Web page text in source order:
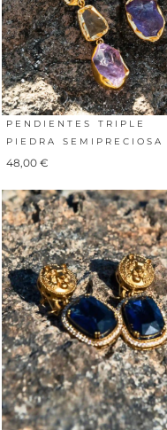
PENDIENTES TRIPLE
PIEDRA SEMIPRECIOSA
48,00 €